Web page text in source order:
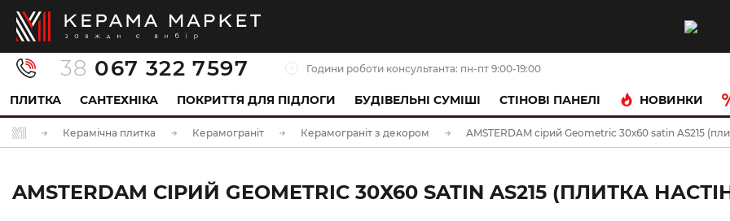
38 067 322 7597 Години роботи консультанта: пн-пт 9:00-19:00
ПЛИТКА САНТЕХНІКА ПОКРИТТЯ ДЛЯ ПІДЛОГИ БУДІВЕЛЬНІ СУМІШІ CТІНОВІ ПАНЕЛІ НОВИНКИ
Керамічна плитка Керамограніт Керамограніт з декором AMSTERDAM сірий Geometric 30х60 satin AS215
AMSTERDAM СІРИЙ GEOMETRIC 30Х60 SATIN AS215 (ПЛИТКА